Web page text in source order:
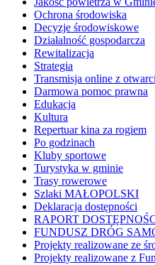
Ochrona środowiska
Decyzje środowiskowe
Działalność gospodarcza
Rewitalizacja
Strategia
Transmisja online z
Darmowa pomoc prawna
Edukacja
Kultura
Repertuar kina za rogiem
Po godzinach
Kluby sportowe
Turystyka w gminie
Trasy rowerowe
Szlaki MAŁOPOLSKI
Deklaracja dostępności
RAPORT
FUNDUSZ DRÓG
Projekty realizowane ze
Projekty realizowane z